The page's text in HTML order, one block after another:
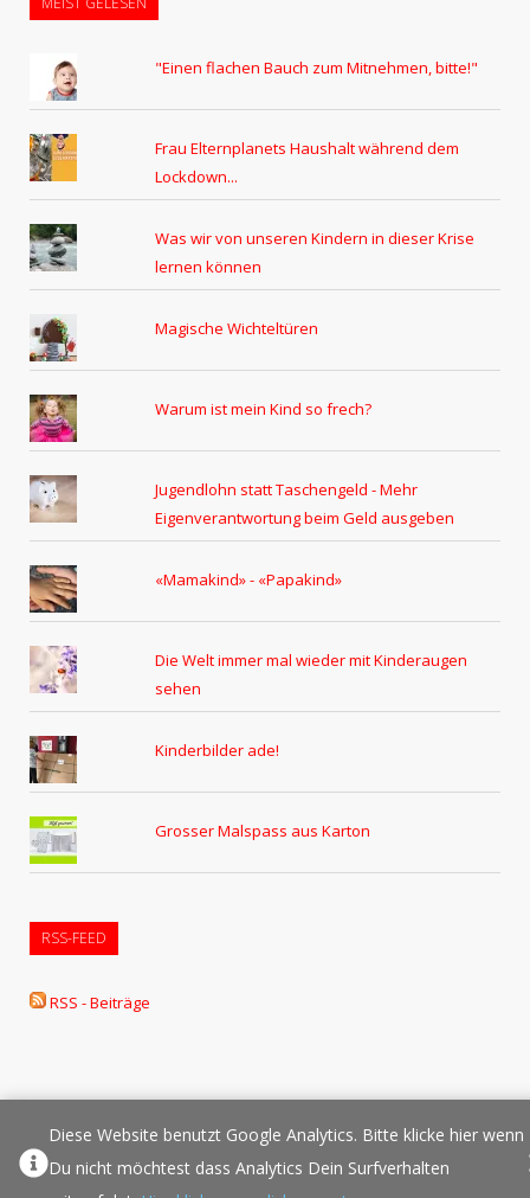
"Einen flachen Bauch zum Mitnehmen, bitte!"
Frau Elternplanets Haushalt während dem
Lockdown...
Was wir von unseren Kindern in dieser Krise
lernen können
Magische Wichteltüren
Warum ist mein Kind so frech?
Jugendlohn statt Taschengeld - Mehr
Eigenverantwortung beim Geld ausgeben
«Mamakind» - «Papakind»
Die Welt immer mal wieder mit Kinderaugen
sehen
Kinderbilder ade!
Grosser Malspass aus Karton
RSS-FEED
RSS - Beiträge
Über Elternplanet Pressespiegel
Werbung/Sponsoring
Datenschutz
Diese Website benutzt Google Analytics. Bitte klicke hier wenn
Du nicht möchtest dass Analytics Dein Surfverhalten